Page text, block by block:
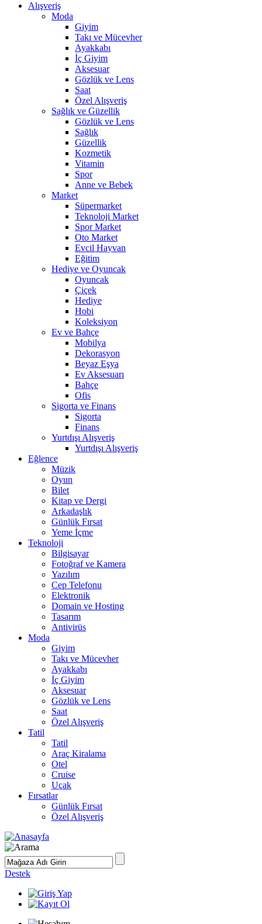
Alışveriş
Moda
Giyim
Takı ve Mücevher
Ayakkabı
İç Giyim
Aksesuar
Gözlük ve Lens
Saat
Özel Alışveriş
Sağlık ve Güzellik
Gözlük ve Lens
Sağlık
Güzellik
Kozmetik
Vitamin
Spor
Anne ve Bebek
Market
Süpermarket
Teknoloji Market
Spor Market
Oto Market
Evcil Hayvan
Eğitim
Hediye ve Oyuncak
Oyuncak
Çiçek
Hediye
Hobi
Koleksiyon
Ev ve Bahçe
Mobilya
Dekorasyon
Beyaz Eşya
Ev Aksesuarı
Bahçe
Ofis
Sigorta ve Finans
Sigorta
Finans
Yurtdışı Alışveriş
Yurtdışı Alışveriş
Eğlence
Müzik
Oyun
Bilet
Kitap ve Dergi
Arkadaşlık
Günlük Fırsat
Yeme İçme
Teknoloji
Bilgisayar
Fotoğraf ve Kamera
Yazılım
Cep Telefonu
Elektronik
Domain ve Hosting
Tasarım
Antivirüs
Moda
Giyim
Takı ve Mücevher
Ayakkabı
İç Giyim
Aksesuar
Gözlük ve Lens
Saat
Özel Alışveriş
Tatil
Tatil
Araç Kiralama
Otel
Cruise
Uçak
Fırsatlar
Günlük Fırsat
Özel Alışveriş
Destek